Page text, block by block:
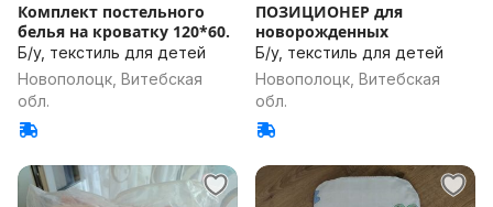
Комплект постельного
белья на кроватку 120*60.
Б/у, текстиль для детей
Новополоцк, Витебская
обл.
ПОЗИЦИОНЕР для
новорожденных
Б/у, текстиль для детей
Новополоцк, Витебская
обл.